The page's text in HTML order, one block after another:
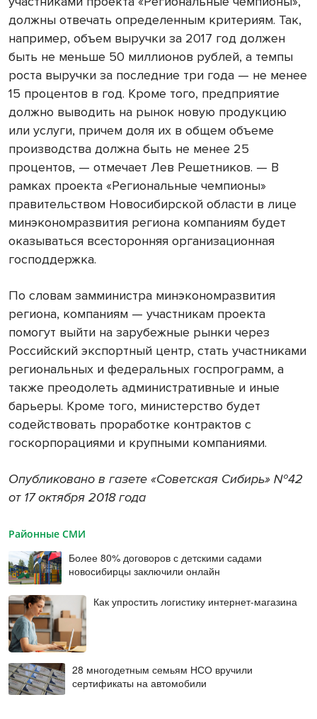
должны отвечать определенным критериям. Так,
например, объем выручки за 2017 год должен
быть не меньше 50 миллионов рублей, а темпы
роста выручки за последние три года — не менее
15 процентов в год. Кроме того, предприятие
должно выводить на рынок новую продукцию
или услуги, причем доля их в общем объеме
производства должна быть не менее 25
процентов, — отмечает Лев Решетников. — В
рамках проекта «Региональные чемпионы»
правительством Новосибирской области в лице
минэкономразвития региона компаниям будет
оказываться всесторонняя организационная
господдержка.
По словам замминистра мин­экономразвития
региона, компаниям — участникам проекта
помогут выйти на зарубежные рынки через
Российский экспортный центр, стать участниками
региональных и федеральных госпрограмм, а
также преодолеть административные и иные
барьеры. Кроме того, министерство будет
содействовать проработке контрактов с
госкорпорациями и крупными компаниями.
Опубликовано в газете «Советская Сибирь» №42
от 17 октября 2018 года
Районные СМИ
Более 80% договоров с детскими садами
новосибирцы заключили онлайн
Как упростить логистику интернет-магазина
28 многодетным семьям НСО вручили
сертификаты на автомобили